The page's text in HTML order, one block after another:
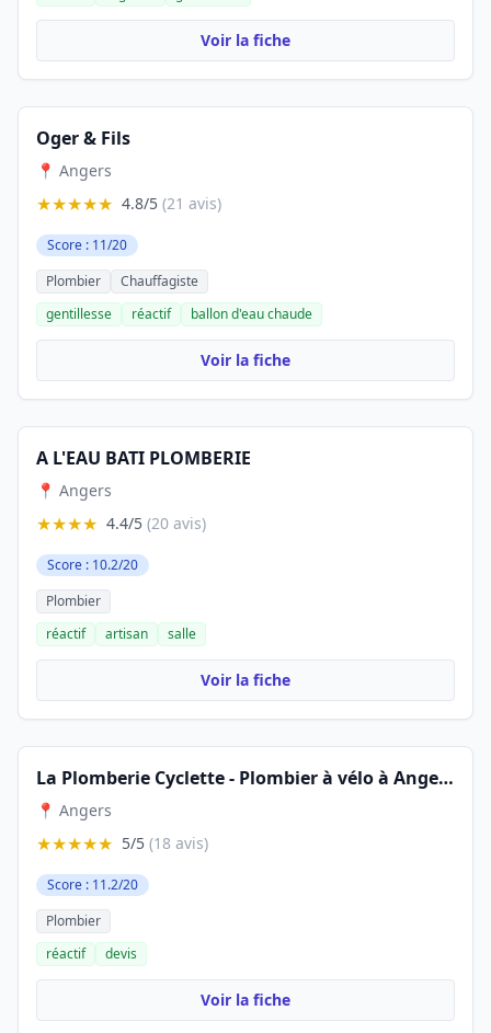
Voir la fiche
Oger & Fils
📍 Angers
★★★★★ 4.8/5 (21 avis)
Score : 11/20
Plombier
Chauffagiste
gentillesse
réactif ballon d'eau chaude
Voir la fiche
A L'EAU BATI PLOMBERIE
📍 Angers
★★★★ 4.4/5 (20 avis)
Score : 10.2/20
Plombier
réactif
artisan salle
Voir la fiche
La Plomberie Cyclette - Plombier à vélo à Angers -
📍 Angers
★★★★★ 5/5 (18 avis)
Score : 11.2/20
Plombier
réactif
devis
Voir la fiche